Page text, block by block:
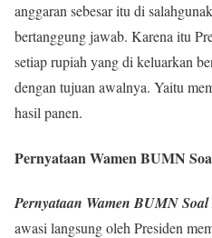
anggaran sebesar itu di
bertanggung jawab. Karena itu
setiap rupiah yang di keluarkan
dengan tujuan awalnya. Yaitu
hasil panen.
Pernyataan Wamen BUMN
Pernyataan Wamen BUMN
awasi langsung oleh Presiden